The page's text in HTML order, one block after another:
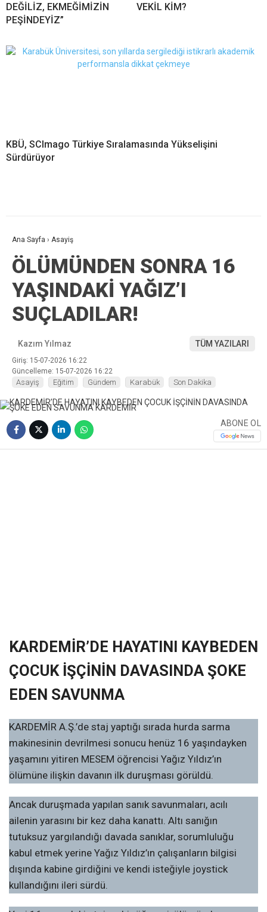
DEĞİLİZ, EKMEĞİMİZİN
PEŞİNDEYİZ”
VEKİL KİM?
KBÜ, SCImago Türkiye Sıralamasında Yükselişini
Sürdürüyor
Ana Sayfa › Asayiş
ÖLÜMÜNDEN SONRA 16
YAŞINDAKİ YAĞIZ’I
SUÇLADILAR!
Kazım Yılmaz TÜM YAZILARI
Giriş: 15-07-2026 16:22
Güncelleme: 15-07-2026 16:22
Asayiş Eğitim Gündem Karabük Son Dakika
ABONE OL
KARDEMİR’DE HAYATINI KAYBEDEN
ÇOCUK İŞÇİNİN DAVASINDA ŞOKE
EDEN SAVUNMA
KARDEMİR A.Ş.’de staj yaptığı sırada hurda sarma
makinesinin devrilmesi sonucu henüz 16 yaşındayken
yaşamını yitiren MESEM öğrencisi Yağız Yıldız’ın
ölümüne ilişkin davanın ilk duruşması görüldü.
Ancak duruşmada yapılan sanık savunmaları, acılı
ailenin yarasını bir kez daha kanattı. Altı sanığın
tutuksuz yargılandığı davada sanıklar, sorumluluğu
kabul etmek yerine Yağız Yıldız’ın çalışanların bilgisi
dışında kabine girdiğini ve kendi isteğiyle joystick
kullandığını ileri sürdü.